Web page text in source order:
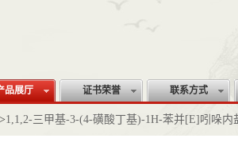
品展厅 证书荣誉 联系方式
>1,1,2-三甲基-3-(4-磺酸丁基)-1H-苯并[E]吲哚内